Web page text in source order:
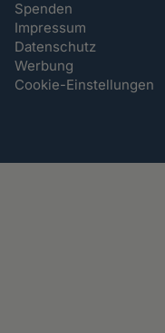
Spenden
Impressum
Datenschutz
Werbung
Cookie-Einstellungen